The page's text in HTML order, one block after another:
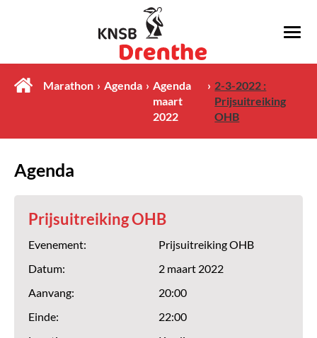
Marathon Agenda
Agenda
maart
2022
2-3-2022 :
Prijsuitreiking
OHB
Agenda
Prijsuitreiking OHB
Evenement:
Prijsuitreiking OHB
Datum:
2 maart 2022
Aanvang:
20:00
Einde:
22:00